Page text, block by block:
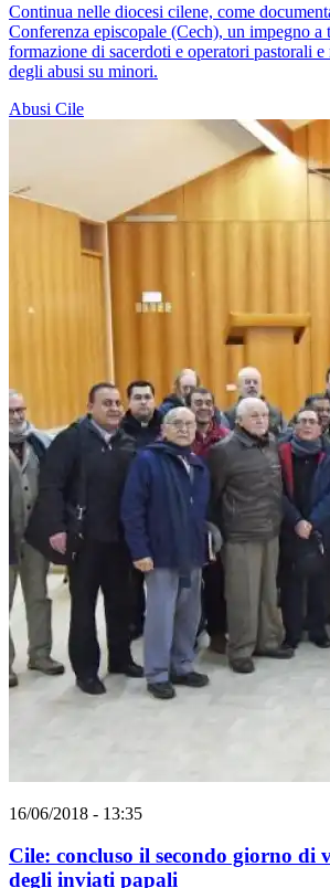
Continua nelle diocesi cilene, come
Conferenza episcopale (Cech), un impegno a
formazione di sacerdoti e operatori pastorali
degli abusi su minori.
Abusi Cile
16/06/2018 - 13:35
Cile: concluso il secondo giorno di
degli inviati papali